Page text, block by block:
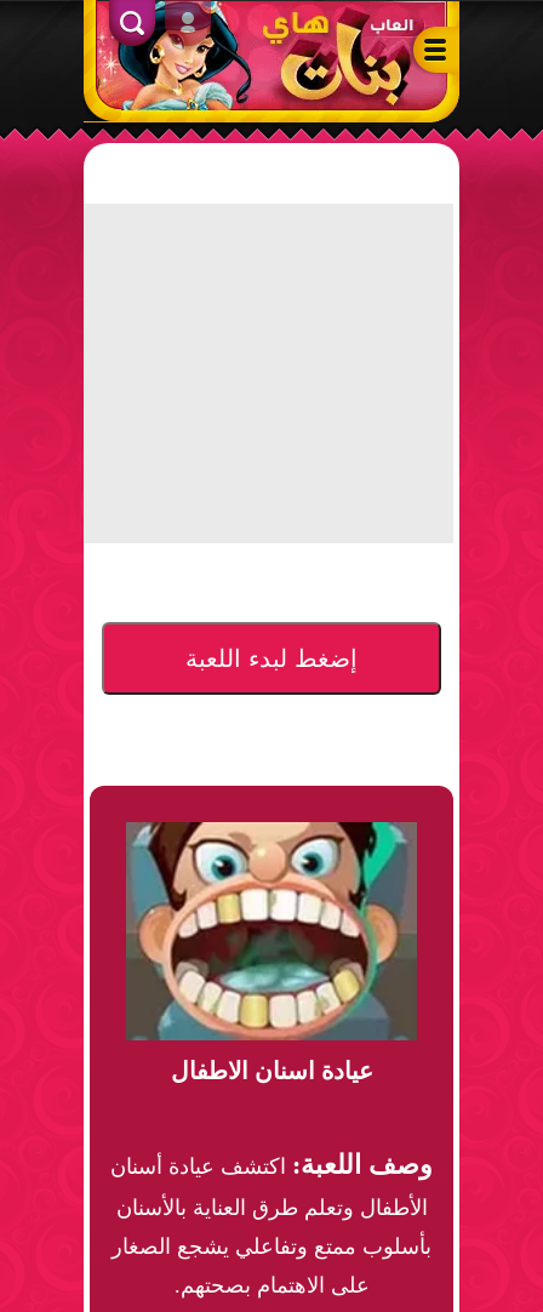
ألعاب بنات هاي – أفضل ألعاب تلبيس، مكياج، طبخ وأنشطة ممتعة
الدخول
إضغط لبدء اللعبة
عيادة اسنان الاطفال
وصف اللعبة: اكتشف عيادة أسنان
الأطفال وتعلم طرق العناية بالأسنان
بأسلوب ممتع وتفاعلي يشجع الصغار
على الاهتمام بصحتهم.